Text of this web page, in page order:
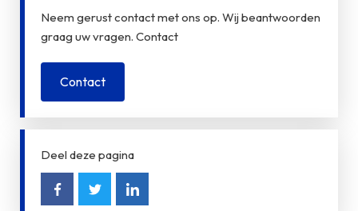
Neem gerust contact met ons op. Wij beantwoorden
graag uw vragen. Contact
Contact
Deel deze pagina